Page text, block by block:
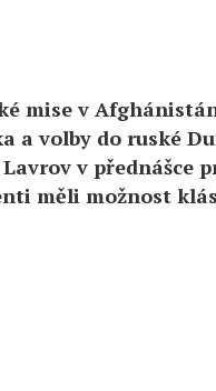
mise v
a volby do ruské
v přednášce
měli možnost